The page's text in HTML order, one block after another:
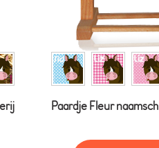
Paardje Fleur